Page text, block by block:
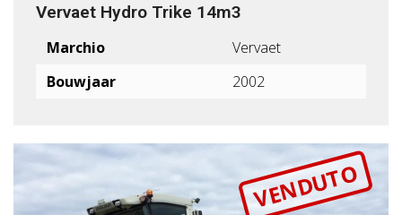
Vervaet Hydro Trike 14m3
Marchio
Vervaet
Bouwjaar
2002
VENDUTO